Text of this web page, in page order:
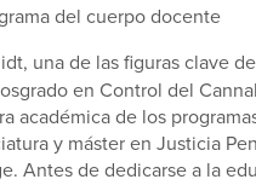
del cuerpo docente
una de las figuras clave
en Control del
académica de los
y máster en Justicia
Antes de dedicarse a la